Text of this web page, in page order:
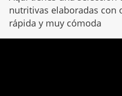
nutritivas elaboradas con
rápida y muy cómoda